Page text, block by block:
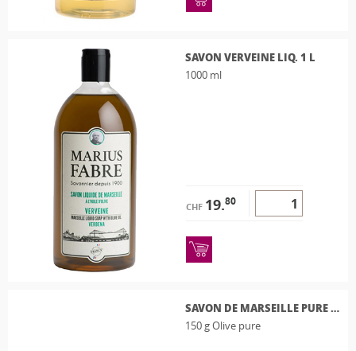
SAVON VERVEINE LIQ. 1 L
1000 ml
CHF 19.80
SAVON DE MARSEILLE PURE OLIVE 150G
150 g Olive pure